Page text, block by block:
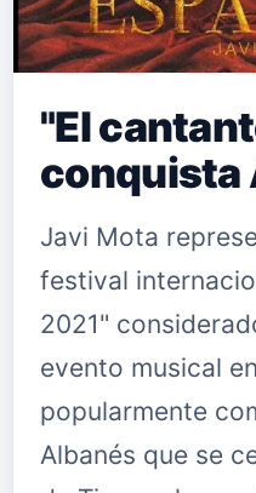
"El
conquista
Javi Mota
festival
2021"
evento musical
popularmente
Albanés que se